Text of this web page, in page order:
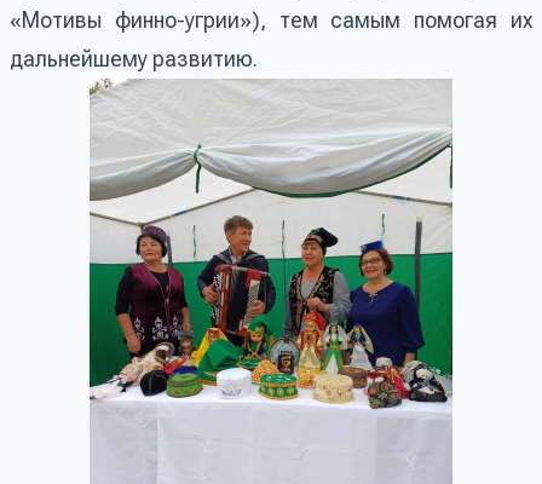
«Мотивы финно-угрии»), тем самым помогая их
дальнейшему развитию.